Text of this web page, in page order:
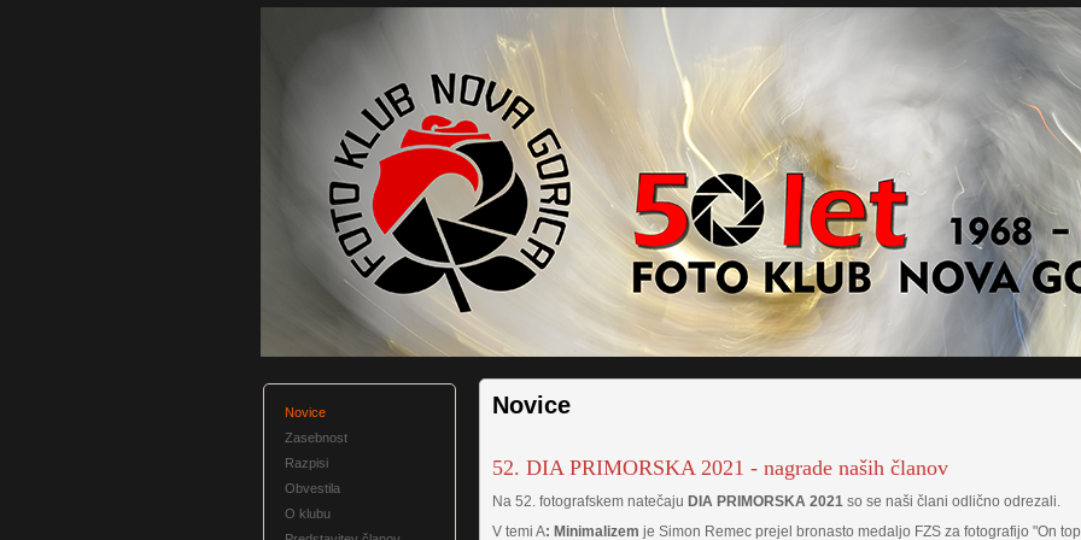
Novice
Zasebnost
Razpisi
Obvestila
O klubu
Novice
52. DIA PRIMORSKA 2021 - nagrade naših članov
Na 52. fotografskem natečaju DIA PRIMORSKA 2021 so se naši člani odlično odrezali.
V temi A: Minimalizem je Simon Remec prejel bronasto medaljo FZS za fotografijo "On